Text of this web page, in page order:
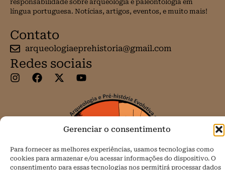
Gerenciar o consentimento
Para fornecer as melhores experiências, usamos tecnologias como
cookies para armazenar e/ou acessar informações do dispositivo. O
consentimento para essas tecnologias nos permitirá processar dados
responsabilidade sobre arqueologia e paleontologia em
língua portuguesa. Notícias, artigos, eventos, e muito mais!
Contato
arqueologiaeprehistoria@gmail.com
Redes sociais